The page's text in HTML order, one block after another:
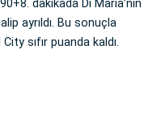
dakikada Di Maria’nın
ayrıldı. Bu sonuçla
sıfır puanda kaldı.